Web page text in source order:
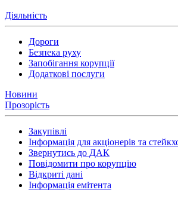
Діяльність
Дороги
Безпека руху
Запобігання корупції
Додаткові послуги
Новини
Прозорість
Закупівлі
Інформація для акціонерів та
Звернутись до ДАК
Повідомити про корупцію
Відкриті дані
Інформація емітента